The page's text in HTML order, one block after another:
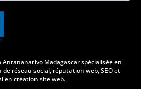
Antananarivo Madagascar spécialisée en
réseau social, réputation web, SEO et
en création site web.